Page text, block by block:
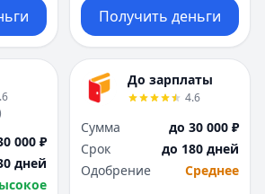
Получить деньги
000 ₽
дней
До зарплаты
4.6
Сумма
до 30 000 ₽
Срок
до 180 дней
Одобрение
Среднее